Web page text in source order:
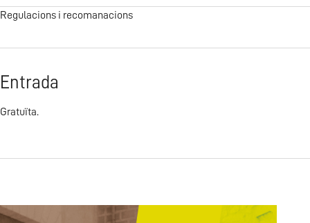
Regulacions i recomanacions
Entrada
Gratuïta.